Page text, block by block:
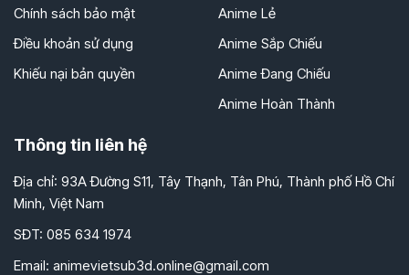
Chính sách bảo mật
Điều khoản sử dụng
Khiếu nại bản quyền
Anime Lẻ
Anime Sắp Chiếu
Anime Đang Chiếu
Anime Hoàn Thành
Thông tin liên hệ
Địa chỉ: 93A Đường S11, Tây Thạnh, Tân Phú, Thành phố Hồ Chí
Minh, Việt Nam
SĐT: 085 634 1974
Email: animevietsub3d.online@gmail.com